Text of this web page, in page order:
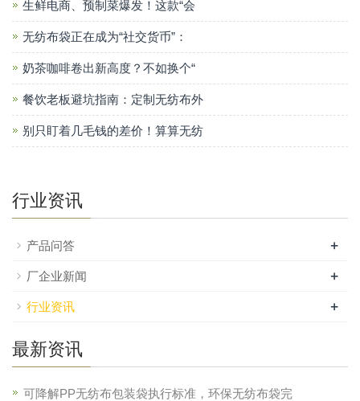
生鲜电商、预制菜爆发！这款“会
无纺布袋正在成为“社交货币”：
奶茶咖啡卷出新高度？不如换个“
餐饮老板避坑指南：定制无纺布外
别只盯着几毛钱的差价！算算无纺
行业资讯
产品问答 +
厂企业新闻 +
行业资讯 +
最新资讯
可降解PP无纺布包装袋执行标准，环保无纺布袋完